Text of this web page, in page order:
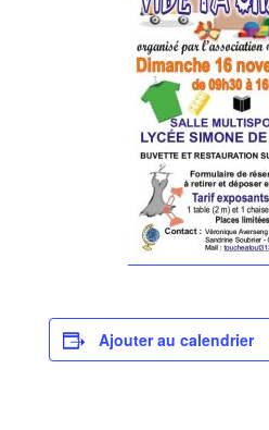
Ajouter au calendrier